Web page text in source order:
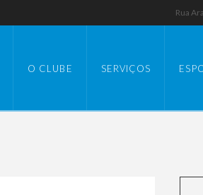
Rua
O CLUBE SERVIÇOS